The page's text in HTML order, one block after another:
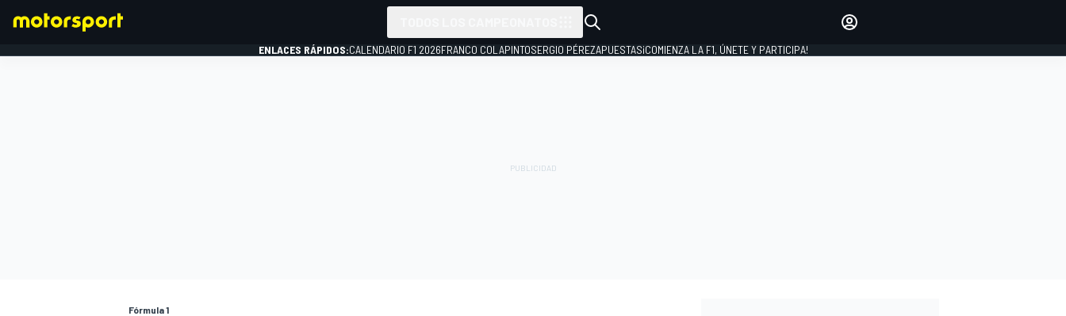
INICIAR SESIÓN
ENLACES RÁPIDOS:CALENDARIO F1 2026FRANCO COLAPINTOSERGIO PÉREZAPUESTAS¡COMIENZA LA F1, ÚNETE Y PARTICIPA!
Fórmula 1